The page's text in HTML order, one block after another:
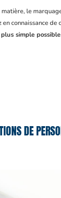
le
connaissance
simple
DE